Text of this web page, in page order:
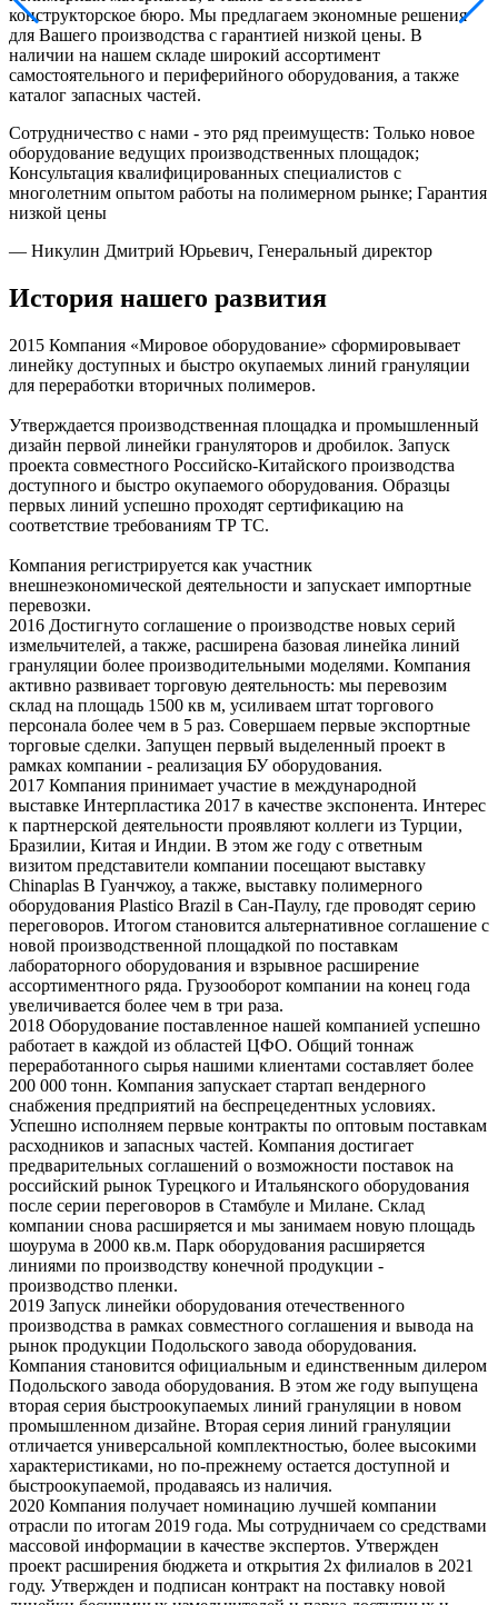
конструкторское бюро. Мы предлагаем экономные решения
для Вашего производства с гарантией низкой цены. В
наличии на нашем складе широкий ассортимент
самостоятельного и периферийного оборудования, а также
каталог запасных частей.
Сотрудничество с нами - это ряд преимуществ: Только новое
оборудование ведущих производственных площадок;
Консультация квалифицированных специалистов с
многолетним опытом работы на полимерном рынке; Гарантия
низкой цены
— Никулин Дмитрий Юрьевич, Генеральный директор
История нашего развития
2015 Компания «Мировое оборудование» сформировывает
линейку доступных и быстро окупаемых линий грануляции
для переработки вторичных полимеров.
Утверждается производственная площадка и промышленный
дизайн первой линейки грануляторов и дробилок. Запуск
проекта совместного Российско-Китайского производства
доступного и быстро окупаемого оборудования. Образцы
первых линий успешно проходят сертификацию на
соответствие требованиям ТР ТС.
Компания регистрируется как участник
внешнеэкономической деятельности и запускает импортные
перевозки.
2016 Достигнуто соглашение о производстве новых серий
измельчителей, а также, расширена базовая линейка линий
грануляции более производительными моделями. Компания
активно развивает торговую деятельность: мы перевозим
склад на площадь 1500 кв м, усиливаем штат торгового
персонала более чем в 5 раз. Совершаем первые экспортные
торговые сделки. Запущен первый выделенный проект в
рамках компании - реализация БУ оборудования.
2017 Компания принимает участие в международной
выставке Интерпластика 2017 в качестве экспонента. Интерес
к партнерской деятельности проявляют коллеги из Турции,
Бразилии, Китая и Индии. В этом же году с ответным
визитом представители компании посещают выставку
Chinaplas В Гуанчжоу, а также, выставку полимерного
оборудования Plastico Brazil в Сан-Паулу, где проводят серию
переговоров. Итогом становится альтернативное соглашение с
новой производственной площадкой по поставкам
лабораторного оборудования и взрывное расширение
ассортиментного ряда. Грузооборот компании на конец года
увеличивается более чем в три раза.
2018 Оборудование поставленное нашей компанией успешно
работает в каждой из областей ЦФО. Общий тоннаж
переработанного сырья нашими клиентами составляет более
200 000 тонн. Компания запускает стартап вендерного
снабжения предприятий на беспрецедентных условиях.
Успешно исполняем первые контракты по оптовым поставкам
расходников и запасных частей. Компания достигает
предварительных соглашений о возможности поставок на
российский рынок Турецкого и Итальянского оборудования
после серии переговоров в Стамбуле и Милане. Склад
компании снова расширяется и мы занимаем новую площадь
шоурума в 2000 кв.м. Парк оборудования расширяется
линиями по производству конечной продукции -
производство пленки.
2019 Запуск линейки оборудования отечественного
производства в рамках совместного соглашения и вывода на
рынок продукции Подольского завода оборудования.
Компания становится официальным и единственным дилером
Подольского завода оборудования. В этом же году выпущена
вторая серия быстроокупаемых линий грануляции в новом
промышленном дизайне. Вторая серия линий грануляции
отличается универсальной комплектностью, более высокими
характеристиками, но по-прежнему остается доступной и
быстроокупаемой, продаваясь из наличия.
2020 Компания получает номинацию лучшей компании
отрасли по итогам 2019 года. Мы сотрудничаем со средствами
массовой информации в качестве экспертов. Утвержден
проект расширения бюджета и открытия 2х филиалов в 2021
году. Утвержден и подписан контракт на поставку новой